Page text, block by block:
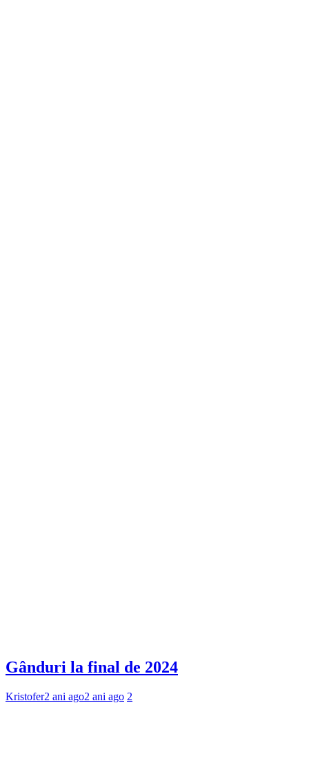
Gânduri la final de 2024
Kristofer2 ani ago2 ani ago 2